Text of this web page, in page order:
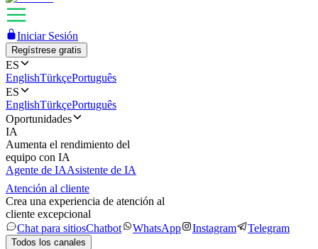
Iniciar Sesión
Regístrese gratis
ES
EnglishTürkçePortuguês
ES
EnglishTürkçePortuguês
Oportunidades
IA
Aumenta el rendimiento del
equipo con IA
Agente de IAAsistente de IA
Atención al cliente
Crea una experiencia de atención al
cliente excepcional
Chat para sitiosChatbot WhatsApp Instagram Telegram
Todos los canales